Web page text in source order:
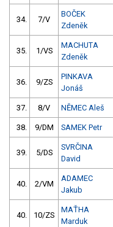
34. 7/V
BOČEK
Zdeněk
35. 1/VS
MACHUTA
Zdeněk
36. 9/ZS
PINKAVA
Jonáš
37. 8/V NĚMEC Aleš
38. 9/DM SAMEK Petr
39. 5/DS
SVRČINA
David
40. 2/VM
ADAMEC
Jakub
40. 10/ZS
MAŤHA
Marduk